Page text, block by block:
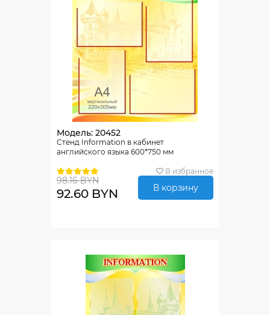
Модель: 20452
Стенд Information в кабинет
английского языка 600*750 мм
В избранное
98.16 BYN
92.60 BYN В корзину